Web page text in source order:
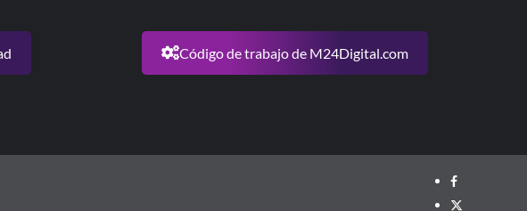
Código de trabajo de M24Digital.com